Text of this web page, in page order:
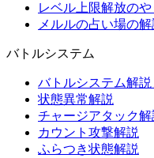
レベル上限解放の
メルルの占い場の解
バトルシステム
バトルシステム解説
状態異常解説
チャージアタック解
カウント攻撃解説
ふらつき状態解説